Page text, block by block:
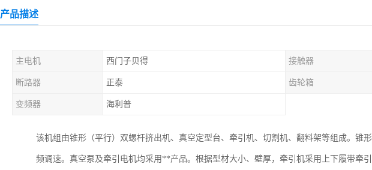
产品描述
主电机 西门子贝得 接触器
断路器 正泰 齿轮箱
变频器 海利普
该机组由锥形（平行）双螺杆挤出机、真空定型台、牵引机、切割机、翻料架等组成。锥
频调速。真空泵及牵引电机均采用**产品。根据型材大小、壁厚，牵引机采用上下履带牵